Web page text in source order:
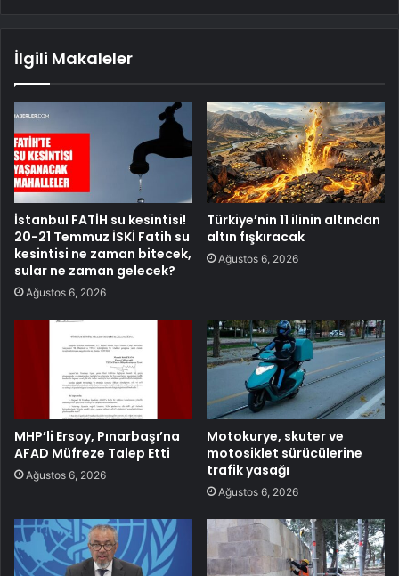
İlgili Makaleler
İstanbul FATİH su kesintisi!
20-21 Temmuz İSKİ Fatih su
kesintisi ne zaman bitecek,
sular ne zaman gelecek?
Ağustos 6, 2026
Türkiye’nin 11 ilinin altından
altın fışkıracak
Ağustos 6, 2026
MHP’li Ersoy, Pınarbaşı’na
AFAD Müfreze Talep Etti
Ağustos 6, 2026
Motokurye, skuter ve
motosiklet sürücülerine
trafik yasağı
Ağustos 6, 2026